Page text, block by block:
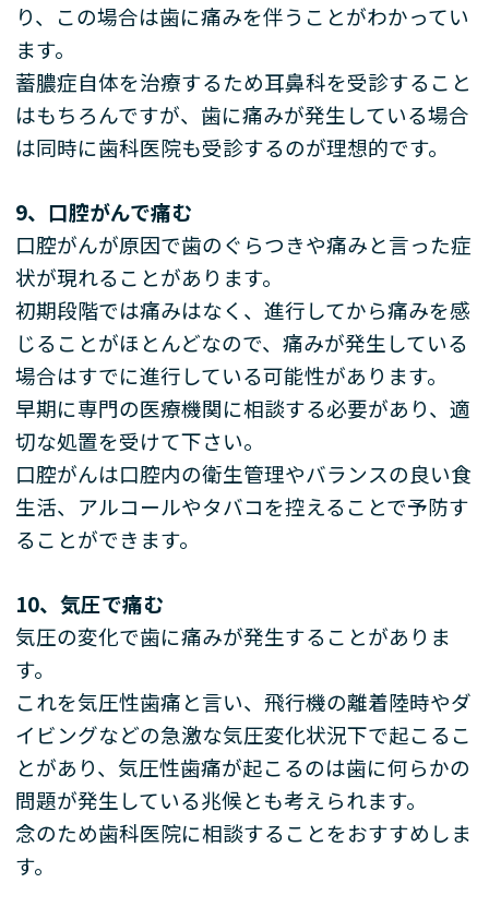
り、この場合は歯に痛みを伴うことがわかってい
ます。
蓄膿症自体を治療するため耳鼻科を受診すること
はもちろんですが、歯に痛みが発生している場合
は同時に歯科医院も受診するのが理想的です。
9、口腔がんで痛む
口腔がんが原因で歯のぐらつきや痛みと言った症
状が現れることがあります。
初期段階では痛みはなく、進行してから痛みを感
じることがほとんどなので、痛みが発生している
場合はすでに進行している可能性があります。
早期に専門の医療機関に相談する必要があり、適
切な処置を受けて下さい。
口腔がんは口腔内の衛生管理やバランスの良い食
生活、アルコールやタバコを控えることで予防す
ることができます。
10、気圧で痛む
気圧の変化で歯に痛みが発生することがありま
す。
これを気圧性歯痛と言い、飛行機の離着陸時やダ
イビングなどの急激な気圧変化状況下で起こるこ
とがあり、気圧性歯痛が起こるのは歯に何らかの
問題が発生している兆候とも考えられます。
念のため歯科医院に相談することをおすすめしま
す。